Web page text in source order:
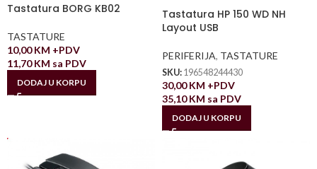
Tastatura BORG KB02
TASTATURE
10,00KM +PDV
11,70KM sa PDV
DODAJ U KORPU
Tastatura HP 150 WD NH
Layout USB
PERIFERIJA, TASTATURE
SKU: 196548244430
30,00KM +PDV
35,10KM sa PDV
DODAJ U KORPU